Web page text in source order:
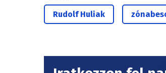
Rudolf Huliak